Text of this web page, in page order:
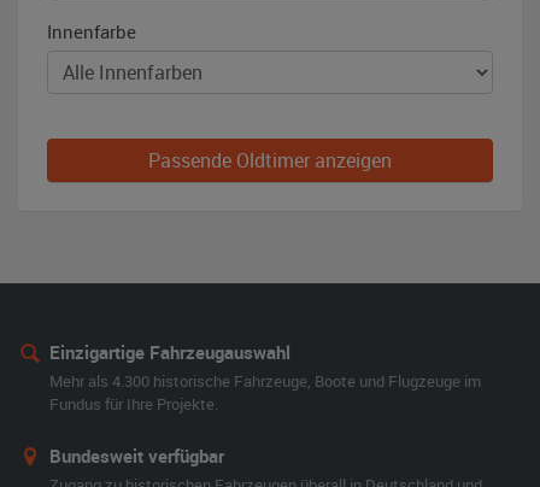
Innenfarbe
Passende Oldtimer anzeigen
Einzigartige Fahrzeugauswahl
Mehr als 4.300 historische Fahrzeuge, Boote und Flugzeuge im
Fundus für Ihre Projekte.
Bundesweit verfügbar